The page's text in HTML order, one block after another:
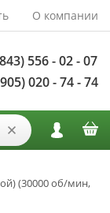
О компании
556 - 02 - 07
020 - 74 - 74
(30000 об/мин,